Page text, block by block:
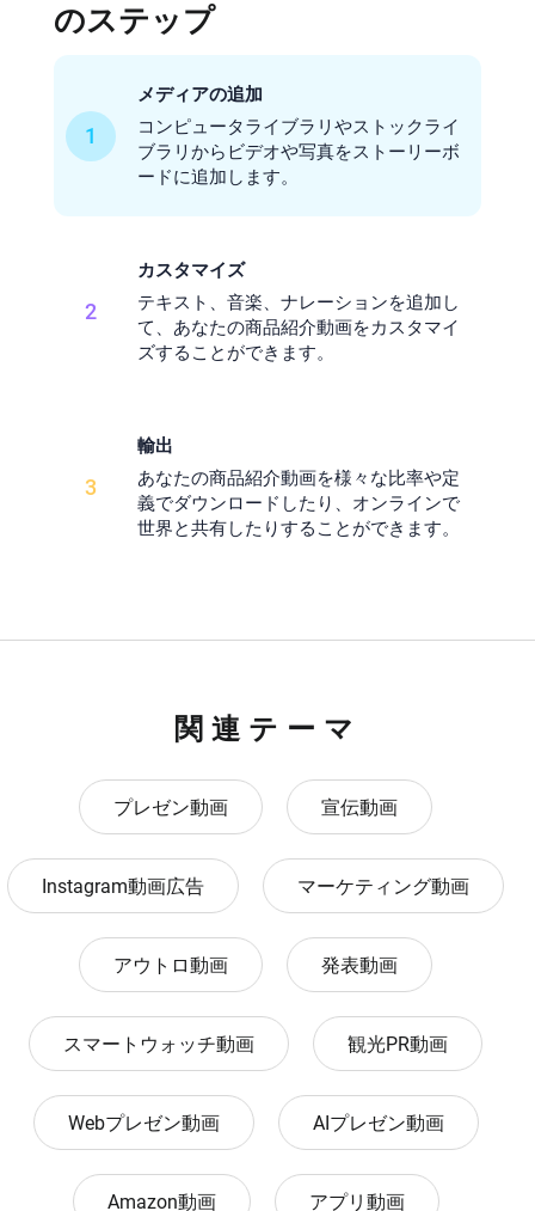
のステップ
1
メディアの追加
コンピュータライブラリやストックライ
ブラリからビデオや写真をストーリーボ
ードに追加します。
2
カスタマイズ
テキスト、音楽、ナレーションを追加し
て、あなたの商品紹介動画をカスタマイ
ズすることができます。
3
輸出
あなたの商品紹介動画を様々な比率や定
義でダウンロードしたり、オンラインで
世界と共有したりすることができます。
関連テーマ
プレゼン動画 宣伝動画
Instagram動画広告 マーケティング動画
アウトロ動画 発表動画
スマートウォッチ動画 観光PR動画
Webプレゼン動画 AIプレゼン動画
Amazon動画 アプリ動画